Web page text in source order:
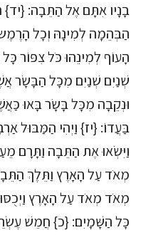
בָנָיו אִתָּם אֶל הַתֵּבָה:
הַבְּהֵמָה לְמִינָהּ וְכָל
הָעוֹף לְמִינֵהוּ כֹּל צִפּוֹר
שְׁנַיִם שְׁנַיִם מִכָּל הַבָּשָׂר
וּנְקֵבָה מִכָּל בָּשָׂר בָּאוּ
בַּעֲדוֹ: {יז} וַיְהִי הַמַּבּוּל
וַיִּשְׂאוּ אֶת הַתֵּבָה וַתָּרָם
מְאֹד עַל הָאָרֶץ וַתֵּלֶךְ
מְאֹד מְאֹד עַל הָאָרֶץ
כָּל הַשָּׁמָיִם: {כ} חֲמֵשׁ